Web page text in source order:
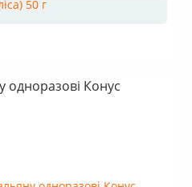
одноразові Конус